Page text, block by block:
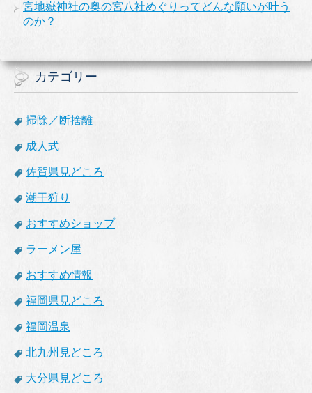
宮地嶽神社の奥の宮八社めぐりってどんな願いが叶う
のか？
カテゴリー
掃除／断捨離
成人式
佐賀県見どころ
潮干狩り
おすすめショップ
ラーメン屋
おすすめ情報
福岡県見どころ
福岡温泉
北九州見どころ
大分県見どころ